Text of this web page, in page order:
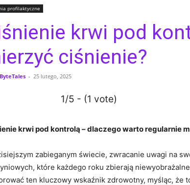
profilaktyczne
krwi pod
ciśnienie?
ByteTales - 25 lutego, 2025
1/5 - (1 vote)
krwi pod kontrolą – dlaczego warto⁢ regularnie
zabieganym świecie, zwracanie uwagi ⁣na
⁣które każdego roku zbierają
ten kluczowy wskaźnik‍ zdrowotny, myśląc, że